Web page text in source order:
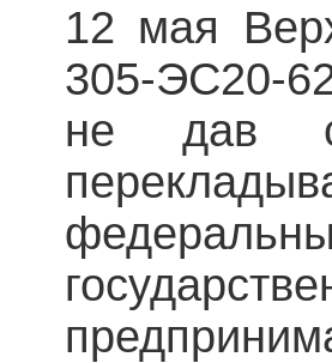
12 мая
305-ЭС20-
не дав